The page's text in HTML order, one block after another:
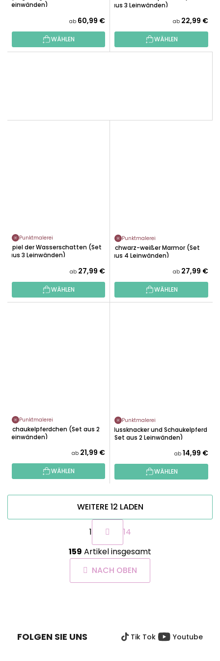
Leinwänden)
ab 60,99 €
WÄHLEN
aus 3 Leinwänden)
ab 22,99 €
WÄHLEN
Punktmalerei
Spiel der Wasserschatten (Set
aus 3 Leinwänden)
ab 27,99 €
WÄHLEN
Punktmalerei
Schwarz-weißer Marmor (Set
aus 4 Leinwänden)
ab 27,99 €
WÄHLEN
Punktmalerei
Schaukelpferdchen (Set aus 2
Leinwänden)
ab 21,99 €
WÄHLEN
Punktmalerei
Nussknacker und Schaukelpferd
(Set aus 2 Leinwänden)
ab 14,99 €
WÄHLEN
S
t
e
u
e
WEITERE 12 LADEN
P
g
i
n
i
e
1
14
159 Artikel insgesamt
NACH OBEN
FOLGEN SIE UNS Tik Tok Youtube